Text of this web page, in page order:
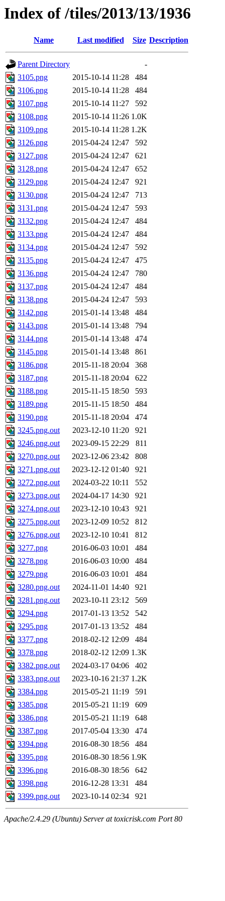
Index of /tiles/2013/13/1936
Name Last modified Size Description
Parent Directory
-
3105.png
2015-10-14 11:28
484
3106.png
2015-10-14 11:28
484
3107.png
2015-10-14 11:27
592
3108.png
2015-10-14 11:26 1.0K
3109.png
2015-10-14 11:28 1.2K
3126.png
2015-04-24 12:47
592
3127.png
2015-04-24 12:47
621
3128.png
2015-04-24 12:47
652
3129.png
2015-04-24 12:47
921
3130.png
2015-04-24 12:47
713
3131.png
2015-04-24 12:47
593
3132.png
2015-04-24 12:47
484
3133.png
2015-04-24 12:47
484
3134.png
2015-04-24 12:47
592
3135.png
2015-04-24 12:47
475
3136.png
2015-04-24 12:47
780
3137.png
2015-04-24 12:47
484
3138.png
2015-04-24 12:47
593
3142.png
2015-01-14 13:48
484
3143.png
2015-01-14 13:48
794
3144.png
2015-01-14 13:48
474
3145.png
2015-01-14 13:48
861
3186.png
2015-11-18 20:04
368
3187.png
2015-11-18 20:04
622
3188.png
2015-11-15 18:50
593
3189.png
2015-11-15 18:50
484
3190.png
2015-11-18 20:04
474
3245.png.out
2023-12-10 11:20
921
3246.png.out
2023-09-15 22:29
811
3270.png.out
2023-12-06 23:42
808
3271.png.out
2023-12-12 01:40
921
3272.png.out
2024-03-22 10:11
552
3273.png.out
2024-04-17 14:30
921
3274.png.out
2023-12-10 10:43
921
3275.png.out
2023-12-09 10:52
812
3276.png.out
2023-12-10 10:41
812
3277.png
2016-06-03 10:01
484
3278.png
2016-06-03 10:00
484
3279.png
2016-06-03 10:01
484
3280.png.out
2024-11-01 14:40
921
3281.png.out
2023-10-11 23:12
569
3294.png
2017-01-13 13:52
542
3295.png
2017-01-13 13:52
484
3377.png
2018-02-12 12:09
484
3378.png
2018-02-12 12:09 1.3K
3382.png.out
2024-03-17 04:06
402
3383.png.out
2023-10-16 21:37 1.2K
3384.png
2015-05-21 11:19
591
3385.png
2015-05-21 11:19
609
3386.png
2015-05-21 11:19
648
3387.png
2017-05-04 13:30
474
3394.png
2016-08-30 18:56
484
3395.png
2016-08-30 18:56 1.9K
3396.png
2016-08-30 18:56
642
3398.png
2016-12-28 13:31
484
3399.png.out
2023-10-14 02:34 921
Apache/2.4.29 (Ubuntu) Server at toxicrisk.com Port 80